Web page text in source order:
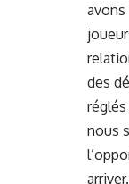
avons
des
nous